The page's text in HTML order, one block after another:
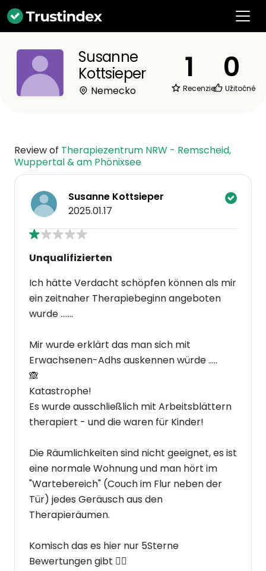
Susanne
Kottsieper
Nemecko
1
Recenzie
0
Užitočné
Review of Therapiezentrum NRW - Remscheid,
Wuppertal & am Phönixsee
Susanne Kottsieper
2025.01.17
Unqualifizierten
Ich hätte Verdacht schöpfen können als mir
ein zeitnaher Therapiebeginn angeboten
wurde .......
Mir wurde erklärt das man sich mit
Erwachsenen-Adhs auskennen würde .....
🙈
Katastrophe!
Es wurde ausschließlich mit Arbeitsblättern
therapiert - und die waren für Kinder!
Die Räumlichkeiten sind nicht geeignet, es ist
eine normale Wohnung und man hört im
"Wartebereich" (Couch im Flur neben der
Tür) jedes Geräusch aus den
Therapieräumen.
Komisch das es hier nur 5Sterne
Bewertungen gibt 🤷‍♀️